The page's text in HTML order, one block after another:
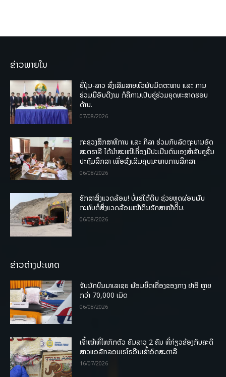
ຂ່າວພາຍໃນ
ຍີ່ປຸ່ນ-ລາວ ສົ່ງເສີມສາຍພົວພັນມິດຕະພາບ ແລະ ການ
ຮ່ວມມືອັນດີງາມ ກໍຄືການເປັນຄູ່ຮ່ວມຍຸດທະສາດຮອບ
ດ້ານ.
07/08/2026
ກະຊວງສຶກສາທິການ ແລະ ກິລາ ຮ່ວມກັບລັດຖະບານອົດ
ສະຕຣາລີ ໄດ້ນຳສະເໜີເຄື່ອງມືປະເມີນຕົນເອງສຳລັບຄູຊັ້ນ
ປະຖົມສຶກສາ ເພື່ອສົ່ງເສີມຄຸນນະພາບການສຶກສາ.
06/08/2026
ຮັກສາສິ່ງແວດລ້ອມ! ບໍ່ແຮ່ໃຕ້ດິນ ຊ່ວຍຫຼຸດຜ່ອນຜົນ
ກະທົບຕໍ່ສິ່ງແວດລ້ອມໜ້າດິນຮັກສາໜ້າດິນ.
06/08/2026
ຂ່າວຕ່າງປະເທດ
ຈັບນັກບິນມາເລເຊຍ ພ້ອມຍຶດເຄື່ອງຂອງກາງ ຢາອີ ຫຼາຍ
ກວ່າ 70,000 ເມັດ
06/08/2026
ເຈົ້າໜ້າທີ່ໄທກັກຕົວ ຄົນລາວ 2 ຄົນ ທີ່ກ່ຽວຂ້ອງກັບຄະດີ
ສາວແອລັກລອບເຮໂຣອີນເຂົ້າອົດສະຕາລີ
16/07/2026